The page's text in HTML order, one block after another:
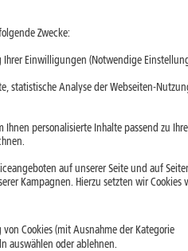
Zwecke:
Einwilligungen (Notwendige
statistische Analyse der Webseiten-
personalisierte Inhalte passend zu
auf unserer Seite und auf
Kampagnen. Hierzu setzten wir
Cookies (mit Ausnahme der Kategorie
auswählen oder ablehnen.